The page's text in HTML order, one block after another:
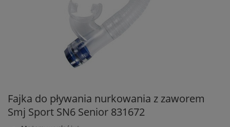
Fajka do pływania nurkowania z zaworem
Smj Sport SN6 Senior 831672